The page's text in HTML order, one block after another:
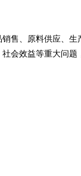
原料供应、生产
效益等重大问题